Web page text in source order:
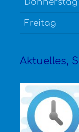
Donnerstag
Freitag
Aktuelles,